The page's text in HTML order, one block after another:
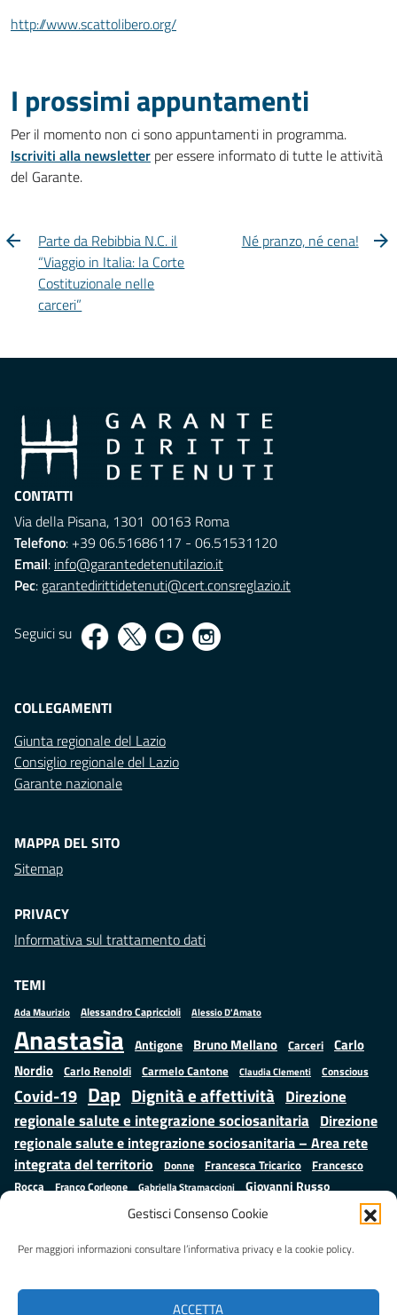
Gestisci Consenso Cookie
Per maggiori informazioni consultare l’informativa privacy e la cookie policy.
ACCETTA
http://www.scattolibero.org/
I prossimi appuntamenti
Per il momento non ci sono appuntamenti in programma.
Iscriviti alla newsletter per essere informato di tutte le attività
del Garante.
Parte da Rebibbia N.C. il
“Viaggio in Italia: la Corte
Costituzionale nelle
carceri”
Né pranzo, né cena!
CONTATTI
Via della Pisana, 1301 00163 Roma
Telefono: +39 06.51686117 - 06.51531120
Email: info@garantedetenutilazio.it
Pec: garantedirittidetenuti@cert.consreglazio.it
Seguici su
COLLEGAMENTI
Giunta regionale del Lazio
Consiglio regionale del Lazio
Garante nazionale
MAPPA DEL SITO
Sitemap
PRIVACY
Informativa sul trattamento dati
TEMI
Ada Maurizio Alessandro Capriccioli Alessio D'Amato
Anastasìa Antigone Bruno Mellano Carceri
Carlo
Nordio Carlo Renoldi Carmelo Cantone Claudia Clementi Conscious
Covid-19 Dap Dignità e affettività Direzione
regionale salute e integrazione sociosanitaria Direzione
regionale salute e integrazione sociosanitaria – Area rete
integrata del territorio
Donne Francesca Tricarico
Francesco
Rocca
Franco Corleone Gabriella Stramaccioni Giovanni Russo
Giuseppe Emanuele Cangemi Istruzione e cultura
Mauro
Palma ministero della Giustizia Minori Misure
Regione Lazio
Salute Samuele Ciambriello